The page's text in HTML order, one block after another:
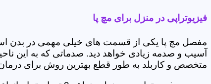
فیزیوتراپی در منزل برای مچ پا
مفصل مچ پا یکی از قسمت های خیلی مهمی در بدن
آسیب و صدمه زیادی خواهد دید. صدماتی که به این
متخصص و کاربلد به طور قطع بهترین روش برای